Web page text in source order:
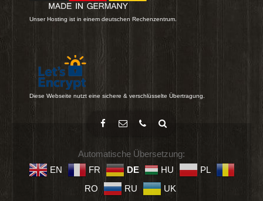
Unser Hosting ist in einem deutschen Rechenzentrum.
Diese Webseite nutzt eine sichere & verschlüsselte Übertragung.
Automatische Übersetzung:
EN
FR DE HU
PL
RO
RU UK